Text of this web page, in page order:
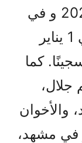
أغسطس 2024 و1 مارس 2025 و في
يوم 26 فبراير25 سجينًا ، وفي 1 يناير
وفي 16 اكتوبر 20 سجينًا. كما
جلال،
والأخوان
في مشهد،